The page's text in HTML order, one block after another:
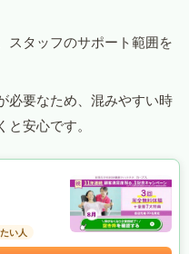
スタッフのサポート範囲を
必要なため、混みやすい時
安心です。
い人